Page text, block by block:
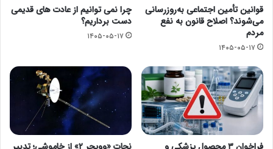
قوانین تأمین اجتماعی به‌روزرسانی
می‌شوند؟ اصلاح قانون به نفع
مردم
۱۴۰۵-۰۵-۱۷
چرا نمی توانیم از عادت های قدیمی
دست برداریم؟
۱۴۰۵-۰۵-۱۷